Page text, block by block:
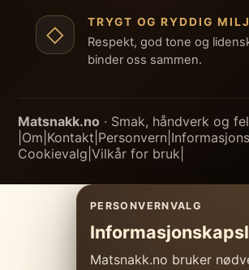
◇
TRYGT OG RYDDIG
Respekt, god tone og
binder oss sammen.
Matsnakk.no · Smak, håndverk og
Om Kontakt Personvern
Cookievalg Vilkår for bruk
PERSONVERNVALG
Matsnakk.no bruker